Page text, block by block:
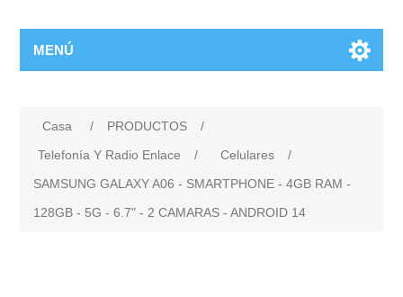
MENÚ
Casa / PRODUCTOS
/
Telefonía Y Radio Enlace
/ Celulares
/
SAMSUNG GALAXY A06 - SMARTPHONE - 4GB RAM -
128GB - 5G - 6.7" - 2 CAMARAS - ANDROID 14